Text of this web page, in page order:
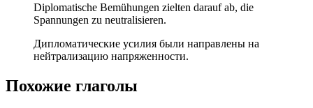
Diplomatische Bemühungen zielten darauf ab, die
Spannungen zu neutralisieren.
Дипломатические усилия были направлены на
нейтрализацию напряженности.
Похожие глаголы